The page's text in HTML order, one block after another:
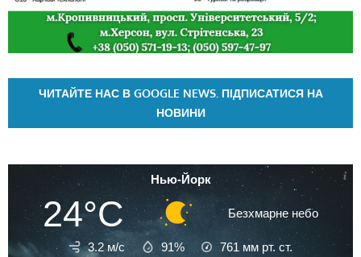
ЧИТАЙТЕ НАС В GOOGLE NEWS. ПІДПИСАТИСЯ НА
НОВИНИ
Нью-Йорк
24°C Безхмарне небо
3.2 м/с 91% 761 мм рт. ст.